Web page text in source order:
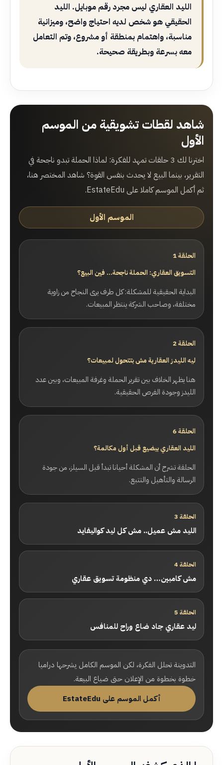
الليد العقاري ليس مجرد رقم موبايل. الليد
الحقيقي هو شخص لديه احتياج واضح، وميزانية
مناسبة، واهتمام بمنطقة أو مشروع، وتم التعامل
معه بسرعة وبطريقة صحيحة.
شاهد لقطات تشويقية من الموسم
الأول
اخترنا لك 3 حلقات تمهد للفكرة: لماذا الحملة تبدو ناجحة في
التقرير، بينما البيع لا يحدث بنفس القوة؟ شاهد المختصر هنا،
ثم أكمل الموسم كاملا على EstateEdu.
الموسم الأول
الحلقة 1
التسويق العقاري: الحملة ناجحة… فين البيع؟
البداية الحقيقية للمشكلة: كل طرف يرى النجاح من زاوية
مختلفة، وصاحب الشركة ينتظر المبيعات.
الحلقة 2
ليه الليدز العقارية مش بتتحول لمبيعات؟
هنا يظهر الخلاف بين تقرير الحملة وغرفة المبيعات، وبين عدد
الليدز وجودة الفرص الحقيقية.
الحلقة 6
الليد العقاري بيضيع قبل أول مكالمة؟
الحلقة تشرح أن المشكلة أحيانا تبدأ قبل السيلز، من جودة
الرسالة والتأهيل والتتبع.
الحلقة 3
الليد مش عميل.. مش كل ليد كواليفايد
الحلقة 4
مش كامبين… دي منظومة تسويق عقاري
الحلقة 5
ليد عقاري جاد ضاع وراح للمنافس
التدوينة تحلل الفكرة، لكن الموسم الكامل يشرحها دراميا
خطوة بخطوة من الإعلان حتى ضياع البيعة.
أكمل الموسم على EstateEdu